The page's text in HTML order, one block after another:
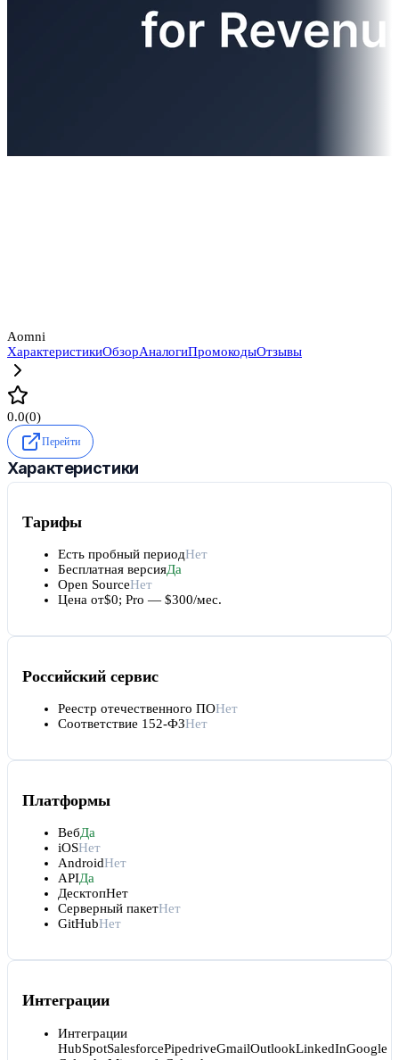
Aomni
ХарактеристикиОбзорАналогиПромокодыОтзывы
0.0(0)
Перейти
Характеристики
Тарифы
Есть пробный периодНет
Бесплатная версияДа
Open SourceНет
Цена от$0; Pro — $300/мес.
Российский сервис
Реестр отечественного ПОНет
Соответствие 152-ФЗНет
Платформы
ВебДа
iOSНет
AndroidНет
APIДа
ДесктопНет
Серверный пакетНет
GitHubНет
Интеграции
Интеграции
HubSpotSalesforcePipedriveGmailOutlookLinkedInGoogle